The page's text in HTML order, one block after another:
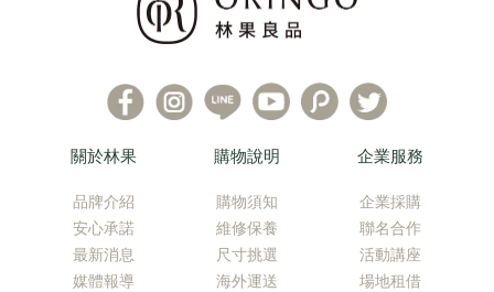
關於林果
品牌介紹
安心承諾
最新消息
媒體報導
購物說明
購物須知
維修保養
尺寸挑選
海外運送
企業服務
企業採購
聯名合作
活動講座
場地租借